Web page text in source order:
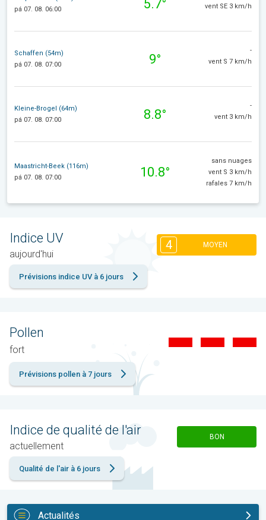
pá 07. 08. 06:00
5.7° vent SE 3 km/h
Schaffen (54m)
pá 07. 08. 07:00
9°
-
vent S 7 km/h
Kleine-Brogel (64m)
pá 07. 08. 07:00
8.8°
-
vent 3 km/h
Maastricht-Beek (116m)
pá 07. 08. 07:00
10.8°
sans nuages
vent S 3 km/h
rafales 7 km/h
Indice UV
aujourd'hui
4 MOYEN
Prévisions indice UV à 6 jours
Pollen
fort
Prévisions pollen à 7 jours
Indice de qualité de l'air
actuellement
BON
Qualité de l'air à 6 jours
Actualités